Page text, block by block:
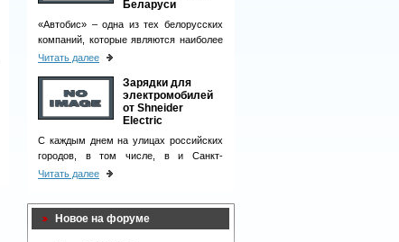
Беларуси
«Автобис» – одна из тех белорусских
компаний, которые являются наиболее
ответственными деловыми партнерами
доверия у клиентов.
Читать далее
Зарядки для
электромобилей
от Shneider
Electric
С каждым днем на улицах российских
городов, в том числе, в и Санкт-
Петербурге, появляется все больше
Читать далее
Новое на форуме